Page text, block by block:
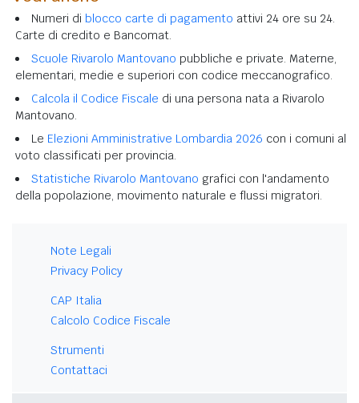
Numeri di blocco carte di pagamento attivi 24 ore su 24.
Carte di credito e Bancomat.
Scuole Rivarolo Mantovano pubbliche e private. Materne,
elementari, medie e superiori con codice meccanografico.
Calcola il Codice Fiscale di una persona nata a Rivarolo
Mantovano.
Le Elezioni Amministrative Lombardia 2026 con i comuni al
voto classificati per provincia.
Statistiche Rivarolo Mantovano grafici con l'andamento
della popolazione, movimento naturale e flussi migratori.
Note Legali
Privacy Policy
CAP Italia
Calcolo Codice Fiscale
Strumenti
Contattaci